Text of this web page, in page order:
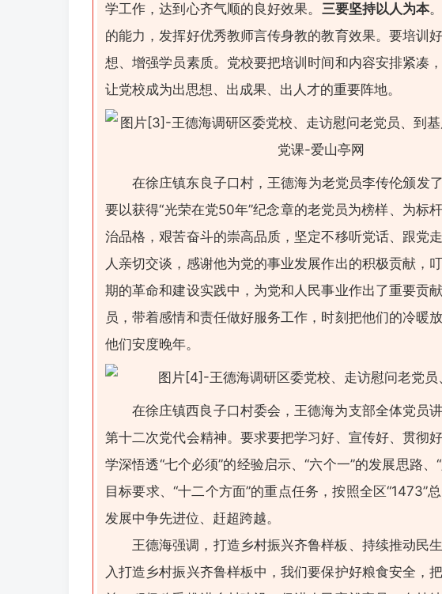
学工作，达到心齐气顺的良好效果。 三要坚持以人为本
的能力，发挥好优秀教师言传身教的教育效果。要培训
想、增强学员素质。党校要把培训时间和内容安排紧凑
让党校成为出思想、出成果、出人才的重要阵地。
在徐庄镇东良子口村，王德海为老党员李传伦颁发
要以获得“光荣在党50年”纪念章的老党员为榜样、为标
治品格，艰苦奋斗的崇高品质，坚定不移听党话、跟党
人亲切交谈，感谢他为党的事业发展作出的积极贡献，
期的革命和建设实践中，为党和人民事业作出了重要贡
员，带着感情和责任做好服务工作，时刻把他们的冷暖
他们安度晚年。
在徐庄镇西良子口村委会，王德海为支部全体党员
第十二次党代会精神。要求要把学习好、宣传好、贯彻
学深悟透“七个必须”的经验启示、“六个一”的发展思路
目标要求、“十二个方面”的重点任务，按照全区
发展中争先进位、赶超跨越。
王德海强调，打造乡村振兴齐鲁样板、持续推动民
入打造乡村振兴齐鲁样板中，我们要保护好粮食安全，